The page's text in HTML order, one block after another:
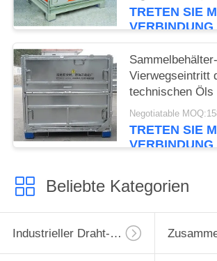
Transportieren
TRETEN SIE
VERBINDUNG
Sammelbehälter-
Vierwegseintritt
technischen Öls
IBC flüssiger
Negotiatable
TRETEN SIE
VERBINDUNG
Beliebte Kategorien
Industrieller Draht-Behälter